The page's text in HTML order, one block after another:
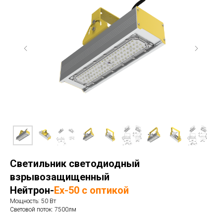
Светильник светодиодный
взрывозащищенный
Нейтрон-Ex-50 с оптикой
Мощность: 50 Вт
Световой поток: 7500лм